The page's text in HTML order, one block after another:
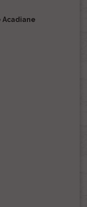
Acadiane